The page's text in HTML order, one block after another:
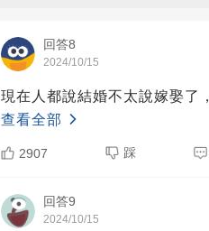
回答8
2024/10/15
現在人都說結婚不太說嫁娶了
查看全部
2907 踩
回答9
2024/10/15